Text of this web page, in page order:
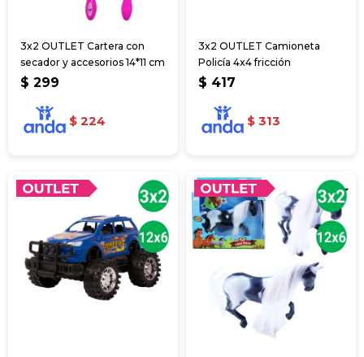
3x2 OUTLET Cartera con
secador y accesorios 14*11 cm
$ 299
$ 224
3x2 OUTLET Camioneta
Policía 4x4 fricción
$ 417
$ 313